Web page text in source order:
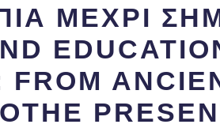
ΜΕΧΡΙ
FROM